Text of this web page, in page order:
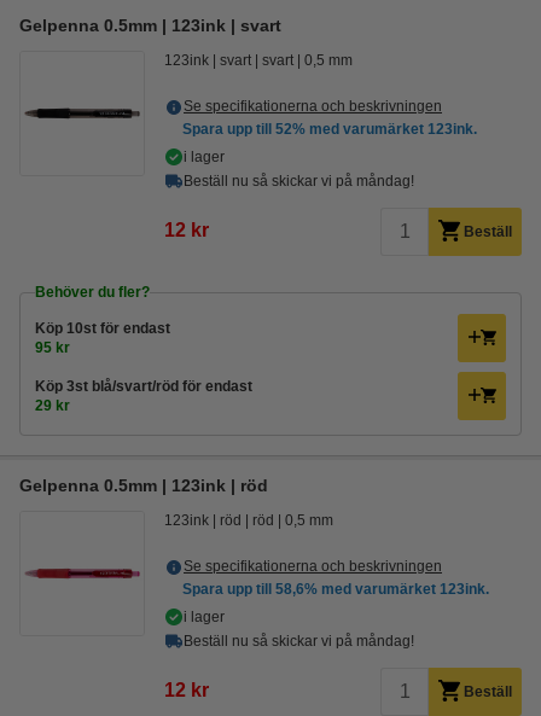
Gelpenna 0.5mm | 123ink | svart
123ink svart svart 0,5 mm
Se specifikationerna och beskrivningen
Spara upp till 52% med varumärket 123ink.
i lager
Beställ nu så skickar vi på måndag!
12 kr Beställ
Behöver du fler?
Köp 10st för endast
95 kr
Köp 3st blå/svart/röd för endast
29 kr
Gelpenna 0.5mm | 123ink | röd
123ink röd röd 0,5 mm
Se specifikationerna och beskrivningen
Spara upp till 58,6% med varumärket 123ink.
i lager
Beställ nu så skickar vi på måndag!
12 kr Beställ